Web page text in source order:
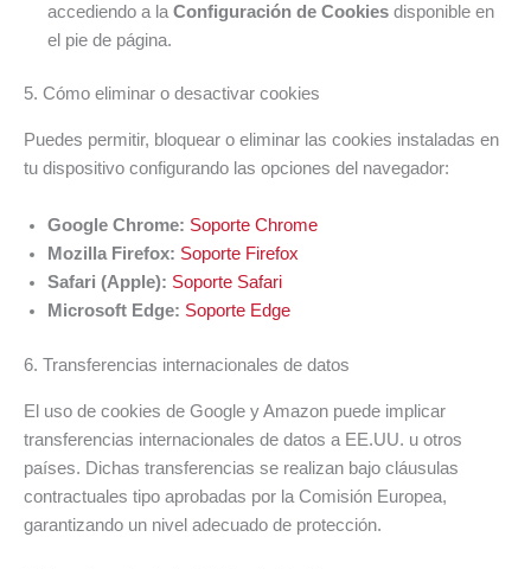
accediendo a la Configuración de Cookies disponible en
el pie de página.
5. Cómo eliminar o desactivar cookies
Puedes permitir, bloquear o eliminar las cookies instaladas en
tu dispositivo configurando las opciones del navegador:
Google Chrome: Soporte Chrome
Mozilla Firefox: Soporte Firefox
Safari (Apple): Soporte Safari
Microsoft Edge: Soporte Edge
6. Transferencias internacionales de datos
El uso de cookies de Google y Amazon puede implicar
transferencias internacionales de datos a EE.UU. u otros
países. Dichas transferencias se realizan bajo cláusulas
contractuales tipo aprobadas por la Comisión Europea,
garantizando un nivel adecuado de protección.